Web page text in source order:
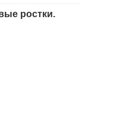
ростки.